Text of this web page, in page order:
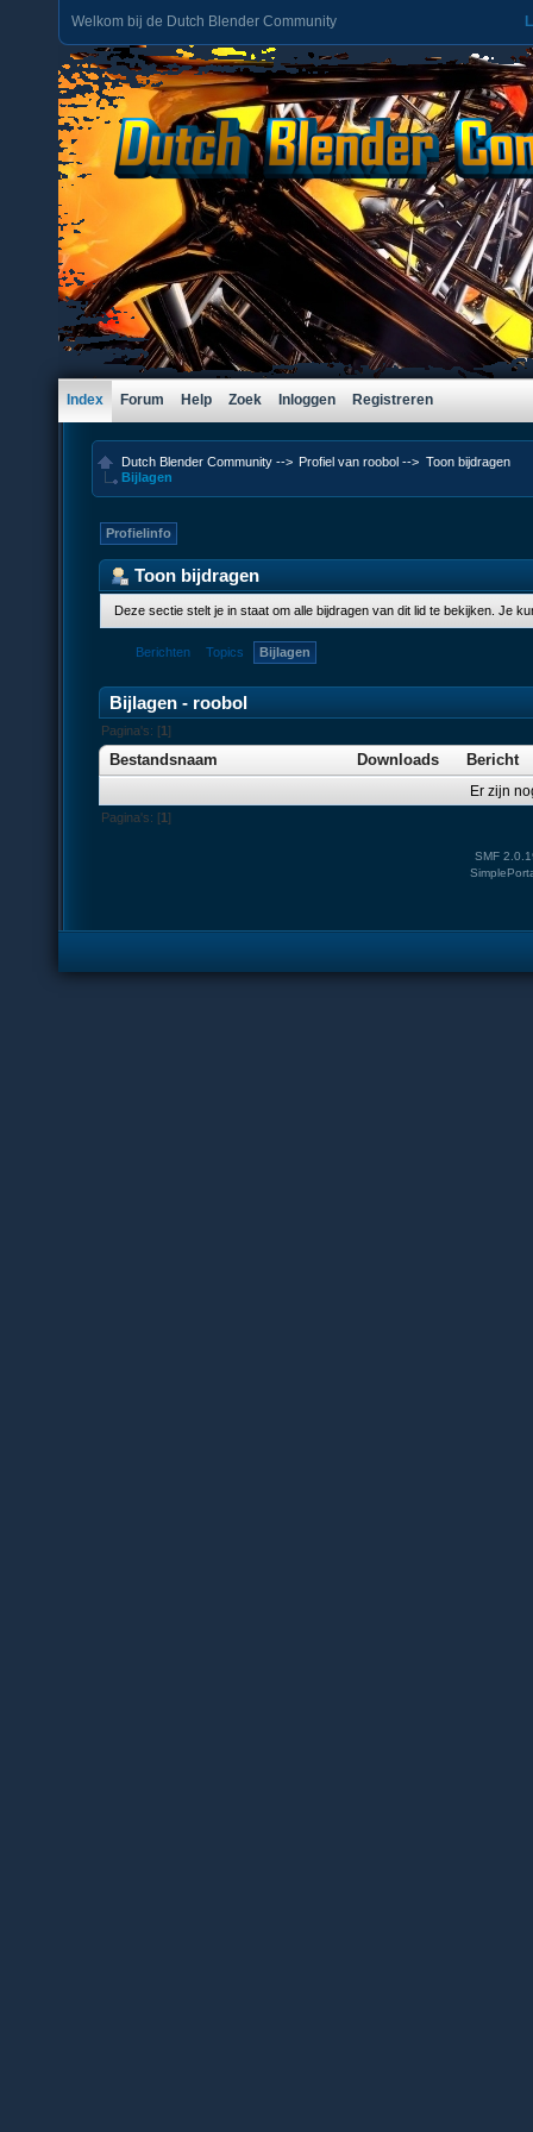
Welkom bij de Dutch Blender Community
Index Forum Help Zoek Inloggen Registreren
Dutch Blender Community --> Profiel van roobol --> Toon bijdragen
Bijlagen
Profielinfo
Toon bijdragen
Deze sectie stelt je in staat om alle bijdragen van dit lid te bekijken. Je
Berichten Topics Bijlagen
Bijlagen - roobol
Pagina's: [1]
Bestandsnaam Downloads Bericht
Er zijn
Pagina's: [1]
SMF